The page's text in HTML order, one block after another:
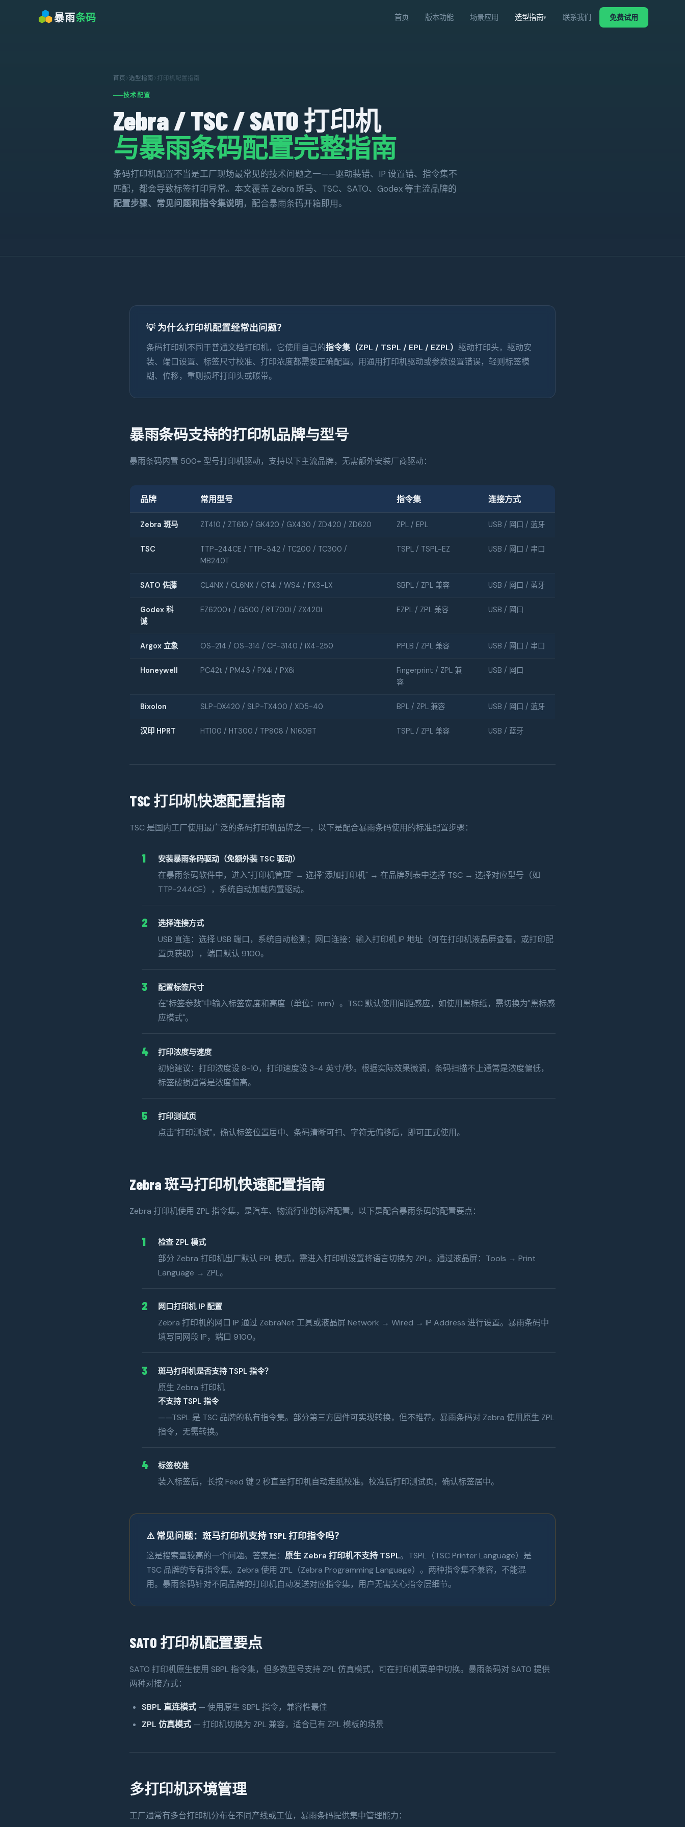
暴雨条码 首页 版本功能 场景应用 选型指南 联系我们 免费试用
首页 › 选型指南 › 打印机配置指南
技术配置
Zebra / TSC / SATO 打印机
与暴雨条码配置完整指南
条码打印机配置不当是工厂现场最常见的技术问题之一——驱动装错、IP 设置错、指令集不
匹配，都会导致标签打印异常。本文覆盖 Zebra 斑马、TSC、SATO、Godex 等主流品牌的
配置步骤、常见问题和指令集说明 ，配合暴雨条码开箱即用。
💡 为什么打印机配置经常出问题？
条码打印机不同于普通文档打印机，它使用自己的指令集（ZPL / TSPL / EPL / EZPL） 驱动打印头，驱动安
装、端口设置、标签尺寸校准、打印浓度都需要正确配置。用通用打印机驱动或参数设置错误，轻则标签模
糊、位移，重则损坏打印头或碳带。
暴雨条码支持的打印机品牌与型号
暴雨条码内置 500+ 型号打印机驱动，支持以下主流品牌，无需额外安装厂商驱动：
品牌 常用型号 指令集 连接方式
Zebra 斑马 ZT410 / ZT610 / GK420 / GX430 / ZD420 / ZD620 ZPL / EPL USB / 网口 / 蓝牙
TSC
TTP-244CE / TTP-342 / TC200 / TC300 /
MB240T
TSPL / TSPL-EZ USB / 网口 / 串口
SATO 佐藤 CL4NX / CL6NX / CT4i / WS4 / FX3-LX SBPL / ZPL 兼容 USB / 网口 / 蓝牙
Godex 科
诚
EZ6200+ / G500 / RT700i / ZX420i EZPL / ZPL 兼容 USB / 网口
Argox 立象 OS-214 / OS-314 / CP-3140 / iX4-250 PPLB / ZPL 兼容 USB / 网口 / 串口
Honeywell PC42t / PM43 / PX4i / PX6i
Fingerprint / ZPL 兼
容
USB / 网口
Bixolon SLP-DX420 / SLP-TX400 / XD5-40 BPL / ZPL 兼容 USB / 网口 / 蓝牙
汉印 HPRT HT100 / HT300 / TP808 / N160BT TSPL / ZPL 兼容 USB / 蓝牙
TSC 打印机快速配置指南
TSC 是国内工厂使用最广泛的条码打印机品牌之一，以下是配合暴雨条码使用的标准配置步骤：
1 安装暴雨条码驱动（免额外装 TSC 驱动）
在暴雨条码软件中，进入"打印机管理" → 选择"添加打印机" → 在品牌列表中选择 TSC → 选择对应型号（如
TTP-244CE），系统自动加载内置驱动。
2 选择连接方式
USB 直连：选择 USB 端口，系统自动检测；网口连接：输入打印机 IP 地址（可在打印机液晶屏查看，或打印配
置页获取），端口默认 9100。
3 配置标签尺寸
在"标签参数"中输入标签宽度和高度（单位：mm）。TSC 默认使用间距感应，如使用黑标纸，需切换为"黑标感
应模式"。
4 打印浓度与速度
初始建议：打印浓度设 8-10，打印速度设 3-4 英寸/秒。根据实际效果微调，条码扫描不上通常是浓度偏低，
标签破损通常是浓度偏高。
5 打印测试页
点击"打印测试"，确认标签位置居中、条码清晰可扫、字符无偏移后，即可正式使用。
Zebra 斑马打印机快速配置指南
Zebra 打印机使用 ZPL 指令集，是汽车、物流行业的标准配置。以下是配合暴雨条码的配置要点：
1 检查 ZPL 模式
部分 Zebra 打印机出厂默认 EPL 模式，需进入打印机设置将语言切换为 ZPL。通过液晶屏：Tools → Print
Language → ZPL。
2 网口打印机 IP 配置
Zebra 打印机的网口 IP 通过 ZebraNet 工具或液晶屏 Network → Wired → IP Address 进行设置。暴雨条码中
填写同网段 IP，端口 9100。
3 斑马打印机是否支持 TSPL 指令？
原生 Zebra 打印机
不支持 TSPL 指令
——TSPL 是 TSC 品牌的私有指令集。部分第三方固件可实现转换，但不推荐。暴雨条码对 Zebra 使用原生 ZPL
指令，无需转换。
4 标签校准
装入标签后，长按 Feed 键 2 秒直至打印机自动走纸校准。校准后打印测试页，确认标签居中。
⚠️ 常见问题：斑马打印机支持 TSPL 打印指令吗？
这是搜索量较高的一个问题。答案是： 原生 Zebra 打印机不支持 TSPL。TSPL（TSC Printer Language）是
TSC 品牌的专有指令集。Zebra 使用 ZPL（Zebra Programming Language）。两种指令集不兼容，不能混
用。暴雨条码针对不同品牌的打印机自动发送对应指令集，用户无需关心指令层细节。
SATO 打印机配置要点
SATO 打印机原生使用 SBPL 指令集，但多数型号支持 ZPL 仿真模式，可在打印机菜单中切换。暴雨条码对 SATO 提供
两种对接方式：
SBPL 直连模式 — 使用原生 SBPL 指令，兼容性最佳
ZPL 仿真模式 — 打印机切换为 ZPL 兼容，适合已有 ZPL 模板的场景
多打印机环境管理
工厂通常有多台打印机分布在不同产线或工位，暴雨条码提供集中管理能力：